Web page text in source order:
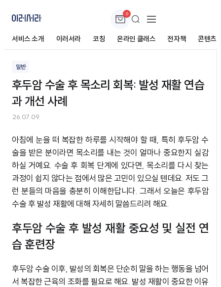
0
서비스 소개 이러서라 코칭 온라인 클래스 전자책 콘텐츠
후두암 수술 후 목소리 회복: 발성 재활 연습과 개
일반
후두암 수술 후 목소리 회복: 발성 재활 연습
과 개선 사례
26.07.09
아침에 눈을 떠 복잡한 하루를 시작해야 할 때, 특히 후두암 수
술을 받은 분이라면 목소리를 내는 것이 얼마나 중요한지 실감
하실 거예요. 수술 후 회복 단계에 있다면, 목소리를 다시 찾는
과정이 쉽지 않다는 점에서 많은 고민이 있으실 텐데요. 저도 그
런 분들의 마음을 충분히 이해한답니다. 그래서 오늘은 후두암
수술 후 발성 재활에 대해 자세히 말씀드리려 해요.
후두암 수술 후 발성 재활 중요성 및 실전 연
습 훈련장
후두암 수술 이후, 발성의 회복은 단순히 말을 하는 행동을 넘어
서 복잡한 근육의 조화를 필요로 해요. 발성 재활이 중요한 이유